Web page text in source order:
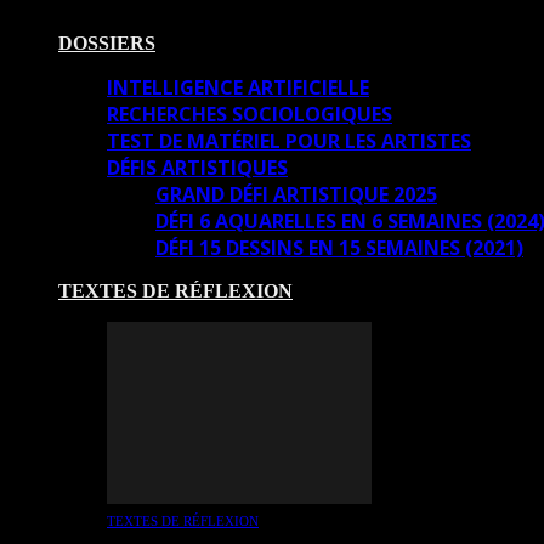
DOSSIERS
INTELLIGENCE ARTIFICIELLE
RECHERCHES SOCIOLOGIQUES
TEST DE MATÉRIEL POUR LES ARTISTES
DÉFIS ARTISTIQUES
GRAND DÉFI ARTISTIQUE 2025
DÉFI 6 AQUARELLES EN 6 SEMAINES (2024)
DÉFI 15 DESSINS EN 15 SEMAINES (2021)
TEXTES DE RÉFLEXION
TEXTES DE RÉFLEXION